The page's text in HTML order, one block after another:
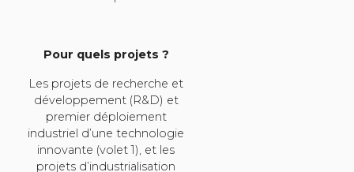
Pour quels projets ?
Les projets de recherche et
développement (R&D) et
premier déploiement
industriel d’une technologie
innovante (volet 1), et les
projets d’industrialisation